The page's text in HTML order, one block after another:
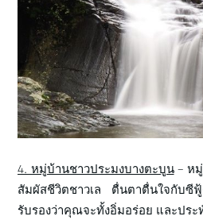
4. หมู่บ้านชาวประมงบางตะบูน– ห
สัมผัสชีวิตชาวเล ตื่นตาตื่นใจกับซี
รับรองว่าคุณจะทั้งอิ่มอร่อย และปร